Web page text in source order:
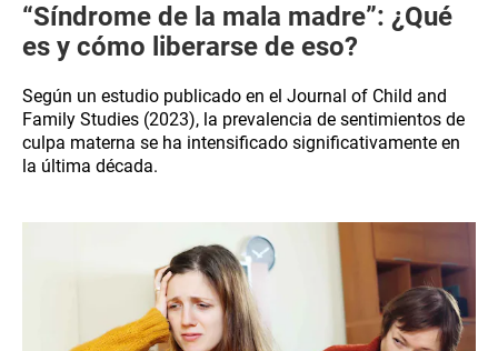
“Síndrome de la mala madre”: ¿Qué
es y cómo liberarse de eso?
Según un estudio publicado en el Journal of Child and
Family Studies (2023), la prevalencia de sentimientos de
culpa materna se ha intensificado significativamente en
la última década.